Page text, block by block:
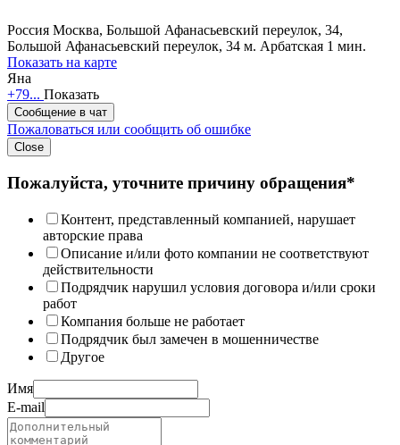
Россия Москва, Большой Афанасьевский переулок, 34,
Большой Афанасьевский переулок, 34 м. Арбатская 1 мин.
Показать на карте
Яна
+79... Показать
Сообщение в чат
Пожаловаться или сообщить об ошибке
Close
Пожалуйста, уточните причину обращения*
Контент, представленный компанией, нарушает
авторские права
Описание и/или фото компании не соответствуют
действительности
Подрядчик нарушил условия договора и/или сроки
работ
Компания больше не работает
Подрядчик был замечен в мошенничестве
Другое
Имя
E-mail